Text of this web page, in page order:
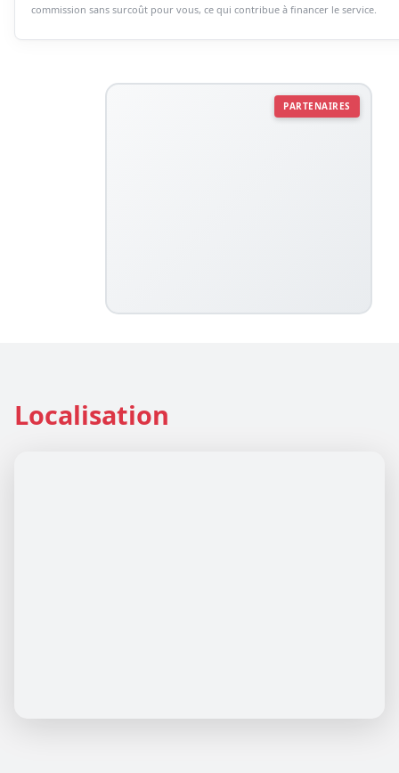
commission sans surcoût pour vous, ce qui contribue à financer le service.
PARTENAIRES
Localisation